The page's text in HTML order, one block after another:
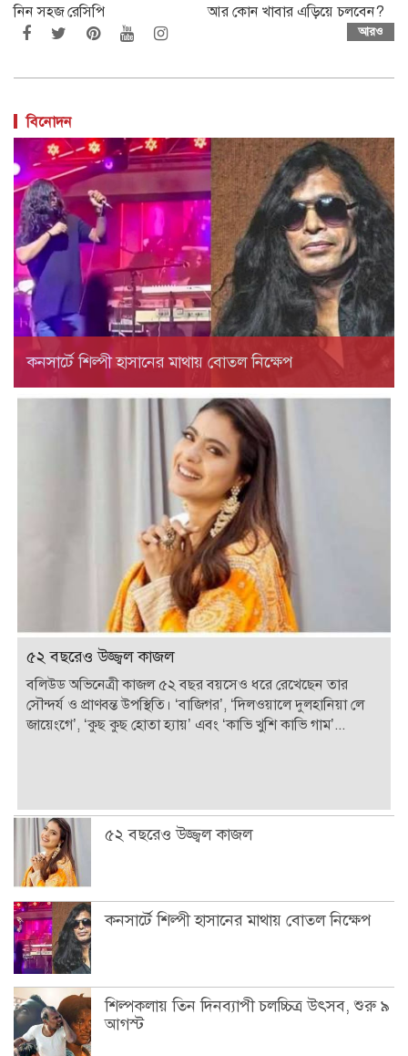
নিন সহজ রেসিপি
আর কোন খাবার এড়িয়ে চলবেন?
আরও
বিনোদন
কনসার্টে শিল্পী হাসানের মাথায় বোতল নিক্ষেপ
৫২ বছরেও উজ্জ্বল কাজল
বলিউড অভিনেত্রী কাজল ৫২ বছর বয়সেও ধরে রেখেছেন তার
সৌন্দর্য ও প্রাণবন্ত উপস্থিতি। ‘বাজিগর’, ‘দিলওয়ালে দুলহানিয়া লে
জায়েংগে’, ‘কুছ কুছ হোতা হ্যায়’ এবং ‘কাভি খুশি কাভি গাম’...
৫২ বছরেও উজ্জ্বল কাজল
কনসার্টে শিল্পী হাসানের মাথায় বোতল নিক্ষেপ
শিল্পকলায় তিন দিনব্যাপী চলচ্চিত্র উৎসব, শুরু ৯
আগস্ট